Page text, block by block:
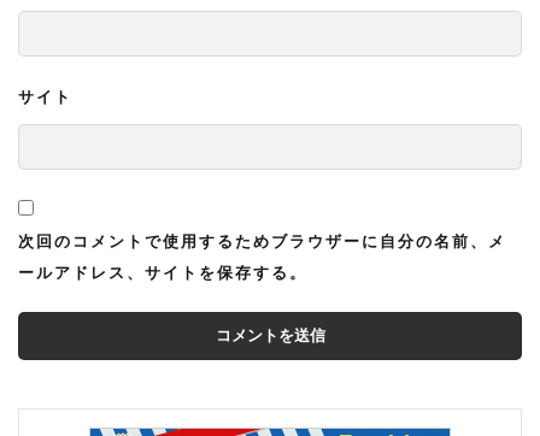
サイト
次回のコメントで使用するためブラウザーに自分の名前、メ
ールアドレス、サイトを保存する。